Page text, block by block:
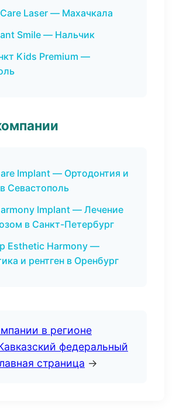
Laser — Махачкала
Smile — Нальчик
Kids Premium —
Implant — Ортодонтия и
Севастополь
Implant — Лечение
в Санкт-Петербург
Esthetic Harmony —
и рентген в Оренбург
в регионе
федеральный
страница →